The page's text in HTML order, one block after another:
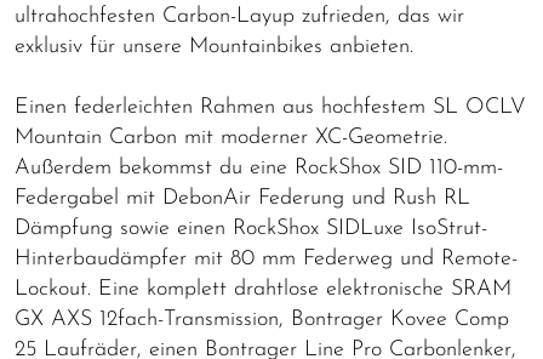
ultrahochfesten Carbon-Layup zufrieden, das wir
exklusiv für unsere Mountainbikes anbieten.
Einen federleichten Rahmen aus hochfestem SL OCLV
Mountain Carbon mit moderner XC-Geometrie.
Außerdem bekommst du eine RockShox SID 110-mm-
Federgabel mit DebonAir Federung und Rush RL
Dämpfung sowie einen RockShox SIDLuxe IsoStrut-
Hinterbaudämpfer mit 80 mm Federweg und Remote-
Lockout. Eine komplett drahtlose elektronische SRAM
GX AXS 12fach-Transmission, Bontrager Kovee Comp
25 Laufräder, einen Bontrager Line Pro Carbonlenker,